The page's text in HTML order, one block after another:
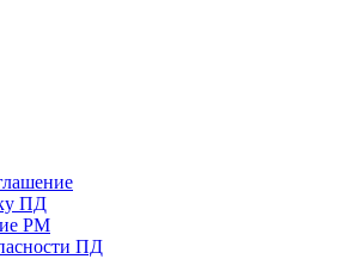
ПД
РМ
ПД